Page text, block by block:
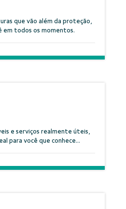
que vão além da proteção,
em todos os momentos.
e serviços realmente úteis,
para você que conhece...